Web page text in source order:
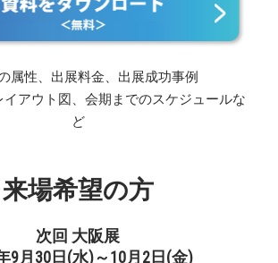
属性、出展料金、出展成功事例
イアウト図、会期までのスケジュールな
ど
来場希望の方
次回 大阪展
9月30日(水)～10月2日(金)